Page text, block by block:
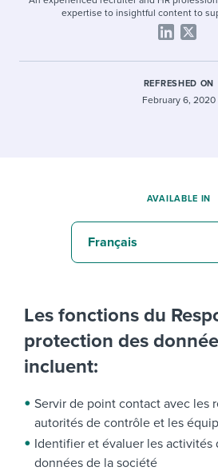
expertise to insightful content to
REFRESHED ON
February 6, 2020
Les fonctions du
protection des
incluent:
Servir de point contact avec les
autorités de contrôle et les
Identifier et évaluer les activités
données de la société
AVAILABLE IN
Français